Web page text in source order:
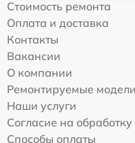
Стоимость ремонта
Оплата и доставка
Контакты
Вакансии
О компании
Ремонтируемые модели
Наши услуги
Согласие на
Способы оплаты